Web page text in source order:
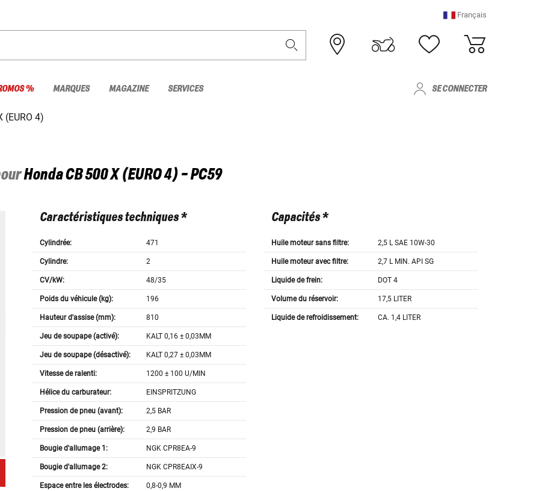
Français
% MARQUES MAGAZINE SERVICES SE CONNECTER
(EURO 4)
HondaCB 500 X (EURO 4) - PC59
Caractéristiques techniques *
Cylindrée: 471
Cylindre: 2
CV/kW: 48/35
Poids du véhicule (kg): 196
Hauteur d'assise (mm): 810
Jeu de soupape (activé): KALT 0,16 ± 0,03MM
Jeu de soupape (désactivé): KALT 0,27 ± 0,03MM
Vitesse de ralenti: 1200 ± 100 U/MIN
Hélice du carburateur: EINSPRITZUNG
Pression de pneu (avant): 2,5 BAR
Pression de pneu (arrière): 2,9 BAR
Bougie d'allumage 1: NGK CPR8EA-9
Bougie d'allumage 2: NGK CPR8EAIX-9
Espace entre les électrodes: 0,8-0,9 MM
Capacités *
Huile moteur sans filtre: 2,5 L SAE 10W-30
Huile moteur avec filtre: 2,7 L MIN. API SG
Liquide de frein: DOT 4
Volume du réservoir: 17,5 LITER
Liquide de refroidissement: CA. 1,4 LITER